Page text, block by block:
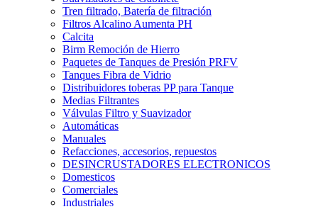
Tren filtrado, Batería de filtración
Filtros Alcalino Aumenta PH
Calcita
Birm Remoción de Hierro
Paquetes de Tanques de Presión PRFV
Tanques Fibra de Vidrio
Distribuidores toberas PP para Tanque
Medias Filtrantes
Válvulas Filtro y Suavizador
Automáticas
Manuales
Refacciones, accesorios, repuestos
DESINCRUSTADORES ELECTRONICOS
Domesticos
Comerciales
Industriales